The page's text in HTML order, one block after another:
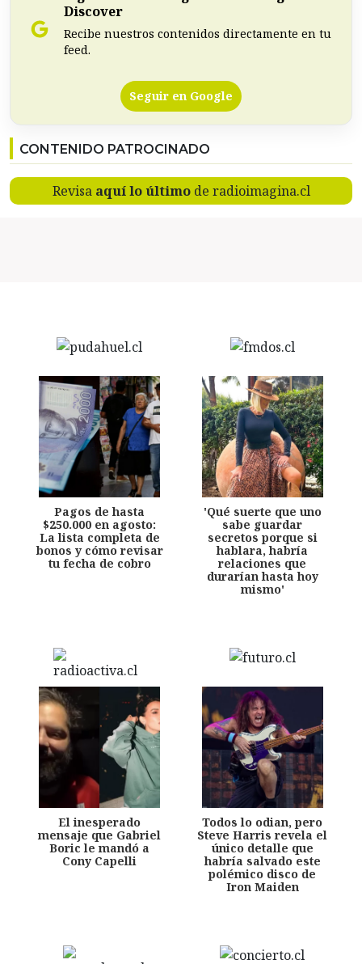
Discover
Recibe nuestros contenidos directamente en tu
feed.
Seguir en Google
CONTENIDO PATROCINADO
Revisa aquí lo últimode radioimagina.cl
Pagos de hasta
$250.000 en agosto:
La lista completa de
bonos y cómo revisar
tu fecha de cobro
'Qué suerte que uno
sabe guardar
secretos porque si
hablara, habría
relaciones que
durarían hasta hoy
mismo'
El inesperado
mensaje que Gabriel
Boric le mandó a
Cony Capelli
Todos lo odian, pero
Steve Harris revela el
único detalle que
habría salvado este
polémico disco de
Iron Maiden